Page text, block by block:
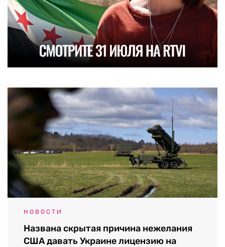
НОВОСТИ
Названа скрытая причина нежелания
США давать Украине лицензию на